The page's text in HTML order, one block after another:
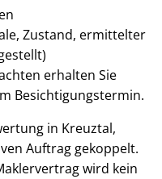
Zustand, ermittelter
erhalten Sie
Be­sich­ti­gungs­ter­min.
in Kreuztal,
Auftrag gekoppelt.
wird kein